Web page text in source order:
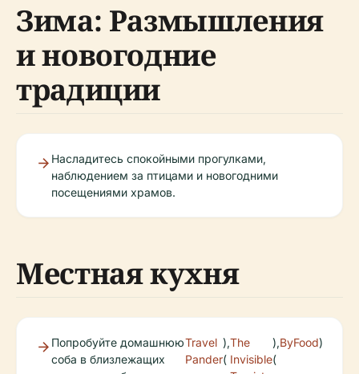
Зима: Размышления
и новогодние
традиции
Насладитесь спокойными прогулками,
наблюдением за птицами и новогодними
посещениями храмов.
Местная кухня
Попробуйте домашнюю
соба в близлежащих
Travel
Pander
),
(
The
Invisible
),
(
ByFood)